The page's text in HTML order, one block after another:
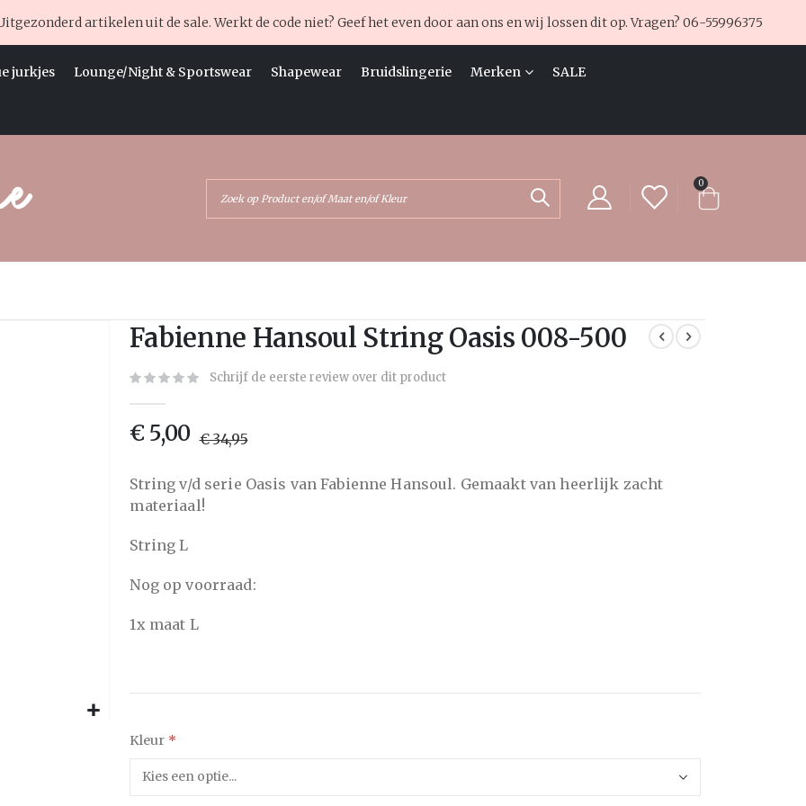
artikelen uit de sale. Werkt de code niet? Geef het even door aan ons en wij lossen dit op. Vragen? 06-55996375
jurkjes Lounge/Night & Sportswear Shapewear Bruidslingerie Merken SALE
Zoek Cart
0producten
naar
gallerij
Fabienne Hansoul String Oasis 008-500
Schrijf de eerste review over dit product
€ 5,00 € 34,95
String v/d serie Oasis van Fabienne Hansoul. Gemaakt van heerlijk zacht
materiaal!
String L
Nog op voorraad:
1x maat L
Kleur